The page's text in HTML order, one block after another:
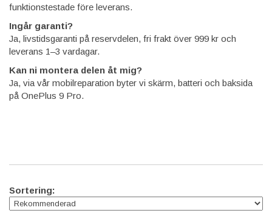
funktionstestade före leverans.
Ingår garanti?
Ja, livstidsgaranti på reservdelen, fri frakt över 999 kr och
leverans 1–3 vardagar.
Kan ni montera delen åt mig?
Ja, via vår mobilreparation byter vi skärm, batteri och baksida
på OnePlus 9 Pro.
Sortering: